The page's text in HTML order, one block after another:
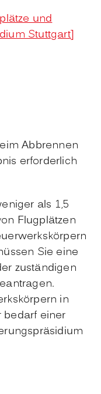
und
Stuttgart]
Abbrennen
erforderlich
als 1,5
Flugplätzen
Sie eine
zuständigen
in
bedarf einer